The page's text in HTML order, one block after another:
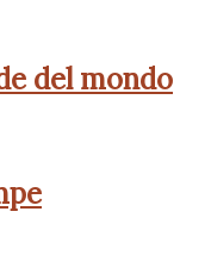
del mondo